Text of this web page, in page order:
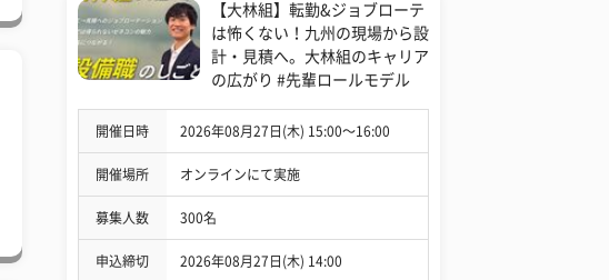
【大林組】転勤&ジョブローテ
は怖くない！九州の現場から設
計・見積へ。大林組のキャリア
の広がり #先輩ロールモデル
開催日時 2026年08月27日(木) 15:00〜16:00
開催場所 オンラインにて実施
募集人数 300名
申込締切 2026年08月27日(木) 14:00